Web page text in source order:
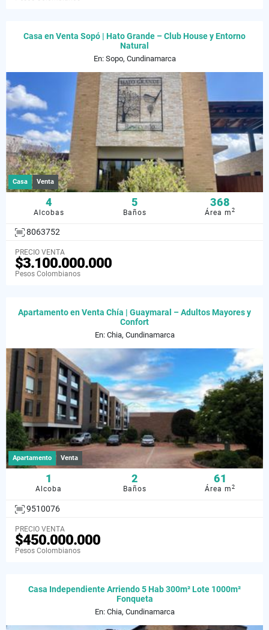
Casa en Venta Sopó | Hato Grande – Club House y Entorno
Natural
En: Sopo, Cundinamarca
Casa Venta
4
Alcobas
5
Baños
368
Área m2
8063752
PRECIO VENTA
$3.100.000.000
Pesos Colombianos
Apartamento en Venta Chía | Guaymaral – Adultos Mayores y
Confort
En: Chia, Cundinamarca
Apartamento Venta
1
Alcoba
2
Baños
61
Área m2
9510076
PRECIO VENTA
$450.000.000
Pesos Colombianos
Casa Independiente Arriendo 5 Hab 300m² Lote 1000m²
Fonqueta
En: Chia, Cundinamarca